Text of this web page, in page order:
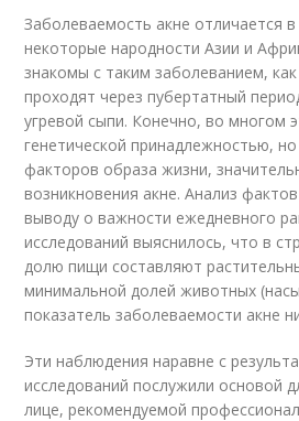
Заболеваемость акне отличается
некоторые народности Азии и
знакомы с таким заболеванием,
проходят через пубертатный
угревой сыпи. Конечно, во многом
генетической принадлежностью,
факторов образа жизни,
возникновения акне. Анализ
выводу о важности ежедневного
исследований выяснилось, что в
долю пищи составляют
минимальной долей животных
показатель заболеваемости акне
Эти наблюдения наравне с
исследований послужили основой
лице, рекомендуемой